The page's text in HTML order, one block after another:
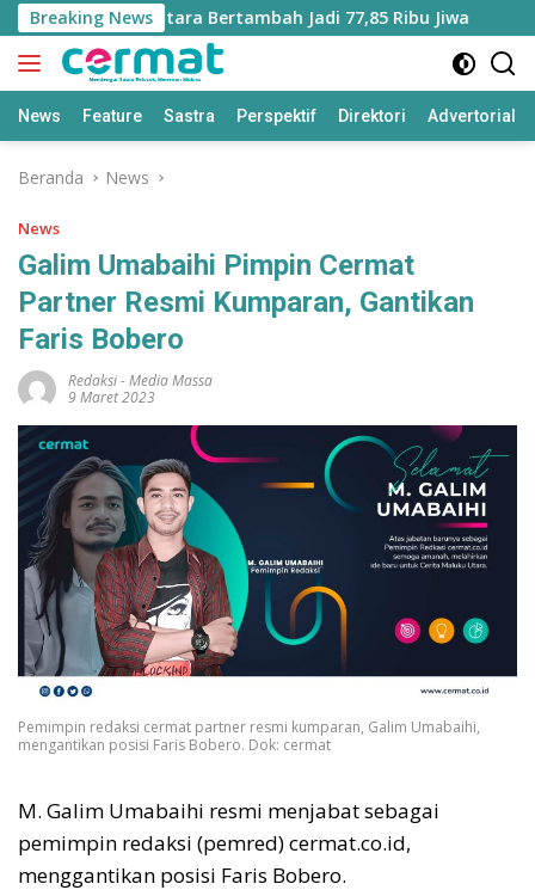
Langsung
ke
konten
Breaking News
di Maluku Utara Bertambah Jadi 77,85 Ribu Jiwa
News Feature Sastra Perspektif Direktori Advertorial
Beranda News
News
Galim Umabaihi Pimpin Cermat
Partner Resmi Kumparan, Gantikan
Faris Bobero
Redaksi-Media Massa
9 Maret 2023
Pemimpin redaksi cermat partner resmi kumparan, Galim Umabaihi,
mengantikan posisi Faris Bobero. Dok: cermat
M. Galim Umabaihi resmi menjabat sebagai
pemimpin redaksi (pemred) cermat.co.id,
menggantikan posisi Faris Bobero.